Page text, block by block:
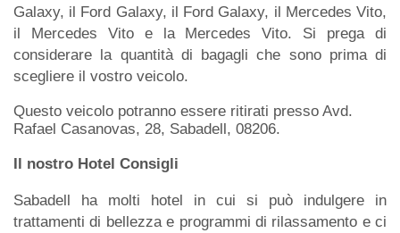
Galaxy, il Ford Galaxy, il Ford Galaxy, il Mercedes Vito,
il Mercedes Vito e la Mercedes Vito. Si prega di
considerare la quantità di bagagli che sono prima di
scegliere il vostro veicolo.
Questo veicolo potranno essere ritirati presso Avd.
Rafael Casanovas, 28, Sabadell, 08206.
Il nostro Hotel Consigli
Sabadell ha molti hotel in cui si può indulgere in
trattamenti di bellezza e programmi di rilassamento e ci